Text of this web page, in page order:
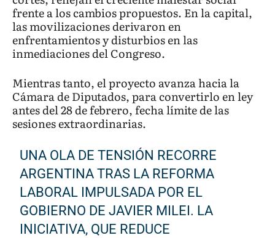
frente a los cambios propuestos. En la capital,
las movilizaciones derivaron en
enfrentamientos y disturbios en las
inmediaciones del Congreso.
Mientras tanto, el proyecto avanza hacia la
Cámara de Diputados, para convertirlo en ley
antes del 28 de febrero, fecha límite de las
sesiones extraordinarias.
UNA OLA DE TENSIÓN RECORRE
ARGENTINA TRAS LA REFORMA
LABORAL IMPULSADA POR EL
GOBIERNO DE JAVIER MILEI. LA
INICIATIVA, QUE REDUCE